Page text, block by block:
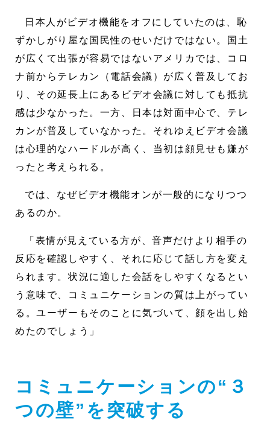
日本人がビデオ機能をオフにしていたのは、恥
ずかしがり屋な国民性のせいだけではない。国土
が広くて出張が容易ではないアメリカでは、コロ
ナ前からテレカン（電話会議）が広く普及してお
り、その延長上にあるビデオ会議に対しても抵抗
感は少なかった。一方、日本は対面中心で、テレ
カンが普及していなかった。それゆえビデオ会議
は心理的なハードルが高く、当初は顔見せも嫌が
ったと考えられる。
では、なぜビデオ機能オンが一般的になりつつ
あるのか。
「表情が見えている方が、音声だけより相手の
反応を確認しやすく、それに応じて話し方を変え
られます。状況に適した会話をしやすくなるとい
う意味で、コミュニケーションの質は上がってい
る。ユーザーもそのことに気づいて、顔を出し始
めたのでしょう」
コミュニケーションの“３
つの壁”を突破する